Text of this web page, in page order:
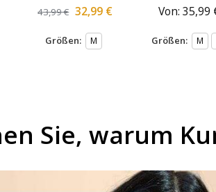
43,99€ 32,99 €
Größen: M
Von:35,99
Größen: M
Sie, warum